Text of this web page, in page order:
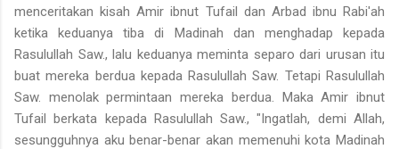
menceritakan kisah Amir ibnut Tufail dan Arbad ibnu Rabi'ah
ketika keduanya tiba di Madinah dan menghadap kepada
Rasulullah Saw., lalu keduanya meminta separo dari urusan itu
buat mereka berdua kepada Rasulullah Saw. Tetapi Rasulullah
Saw. menolak permintaan mereka berdua. Maka Amir ibnut
Tufail berkata kepada Rasulullah Saw., "Ingatlah, demi Allah,
sesungguhnya aku benar-benar akan memenuhi kota Madinah